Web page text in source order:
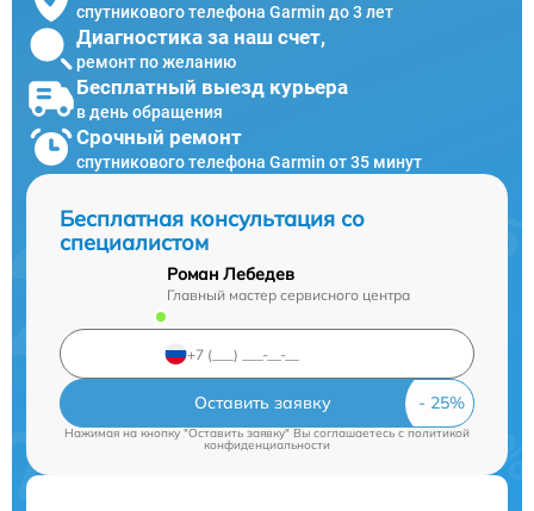
спутникового телефона Garmin до 3 лет
Диагностика за наш счет,
ремонт по желанию
Бесплатный выезд курьера
в день обращения
Срочный ремонт
спутникового телефона Garmin от 35 минут
Бесплатная консультация со
специалистом
Роман Лебедев
Главный мастер сервисного центра
Оставить заявку
Нажимая на кнопку "Оставить заявку" Вы соглашаетесь cполитикой
конфиденциальности